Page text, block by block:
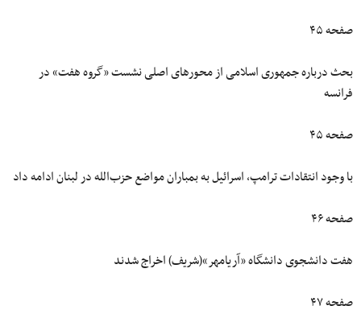
صفحه ۴۵
بحث درباره جمهوری اسلامی از محورهای اصلی نشست «گروه هفت» در
فرانسه
صفحه ۴۵
با وجود انتقادات ترامپ، اسرائیل به بمباران مواضع حزب‌الله در لبنان ادامه داد
صفحه ۴۶
هفت دانشجوی دانشگاه «آریامهر»(شریف) اخراج شدند
صفحه ۴۷